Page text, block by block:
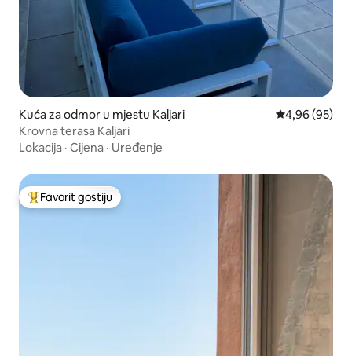
Kuća za odmor u mjestu Kaljari prosječna
4,96 (95)
Krovna terasa Kaljari
Lokacija · Cijena · Uređenje
Glavni favorit gostiju
Favorit gostiju